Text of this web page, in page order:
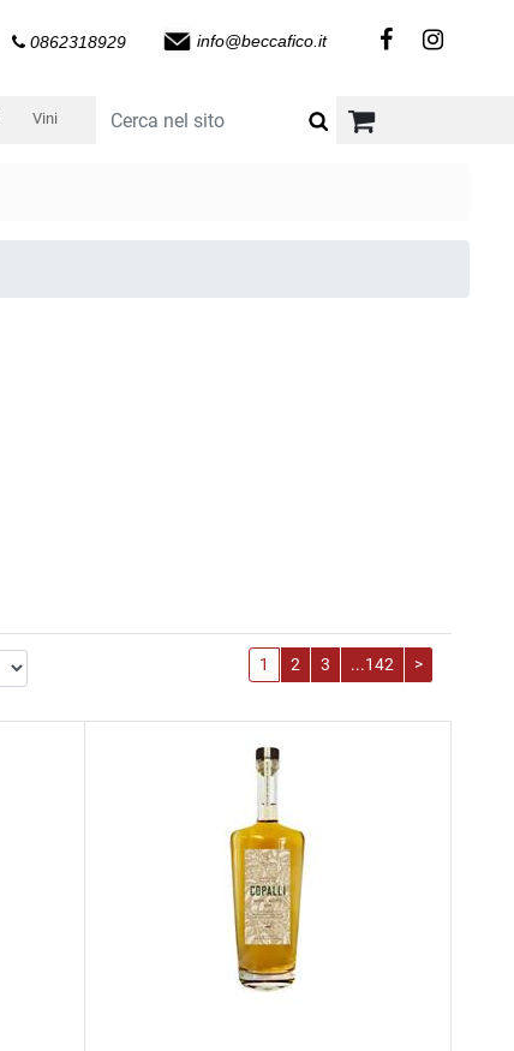
0862318929 info@beccafico.it
Vini
1 2 3 ...142 >